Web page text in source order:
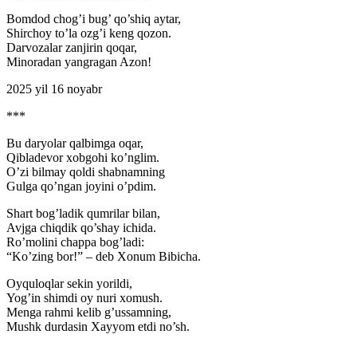
Bomdod chog’i bug’ qo’shiq aytar,
Shirchoy to’la ozg’i keng qozon.
Darvozalar zanjirin qoqar,
Minoradan yangragan Azon!
2025 yil 16 noyabr
***
Bu daryolar qalbimga oqar,
Qibladevor xobgohi ko’nglim.
O’zi bilmay qoldi shabnamning
Gulga qo’ngan joyini o’pdim.
Shart bog’ladik qumrilar bilan,
Avjga chiqdik qo’shay ichida.
Ro’molini chappa bog’ladi:
“Ko’zing bor!” – deb Xonum Bibicha.
Oyquloqlar sekin yorildi,
Yog’in shimdi oy nuri xomush.
Menga rahmi kelib g’ussamning,
Mushk durdasin Xayyom etdi no’sh.